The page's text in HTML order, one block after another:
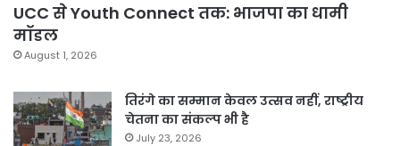
UCC से Youth Connect तक: भाजपा का धामी
मॉडल
August 1, 2026
तिरंगे का सम्मान केवल उत्सव नहीं, राष्ट्रीय
चेतना का संकल्प भी है
July 23, 2026